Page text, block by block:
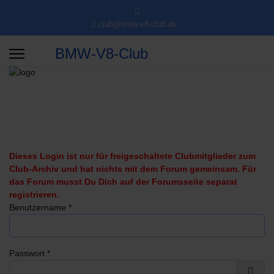
club@bmw-v8-club.de
BMW-V8-Club
Dieses Login ist nur für freigeschaltete Clubmitglieder zum
Club-Archiv und hat nichts mit dem Forum gemeinsam. Für
das Forum musst Du Dich auf der Forumsseite separat
registrieren.
Benutzername *
Passwort *